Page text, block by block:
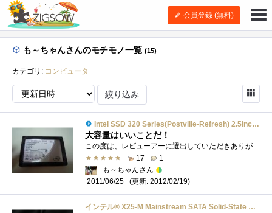
会員登録 (無料)
も～ちゃんさんのモチモノ一覧 (15)
カテゴリ: コンピュータ
絞り込み
Intel SSD 320 Series(Postville-Refresh) 2.5inch MLC 9.5mm 300GB SSDSA2CW300G3K5
大容量はいいことだ！
この度は、レビューアーに選出していただきありがとうございました。今回、私が載せ替えを行うのは「MacBookPro(Early2011)13インチ」です。【構成】...
17
1
も～ちゃんさん
2011/06/25
(更新: 2012/02/19)
インテル® X25-M Mainstream SATA Solid-State Drive G2 80GB SSDSA2MH080G2C1